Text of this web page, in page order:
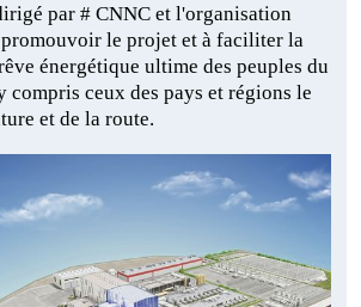
par # CNNC et l'organisation
le projet et à faciliter la
énergétique ultime des peuples du
compris ceux des pays et régions le
et de la route.